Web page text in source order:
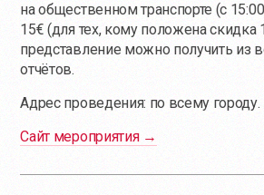
на общественном транспорте (с
15€ (для тех, кому положена скидка
представление можно получить из
отчётов.
Адрес проведения: по всему городу.
Сайт мероприятия →